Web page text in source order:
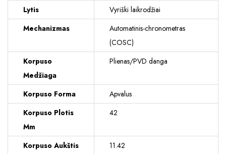
Lytis
Vyriški laikrodžiai
Mechanizmas
Automatinis-chronometras
(COSC)
Korpuso
Medžiaga
Plienas/PVD danga
Korpuso Forma
Apvalus
Korpuso Plotis
Mm
42
Korpuso Aukštis
11.42